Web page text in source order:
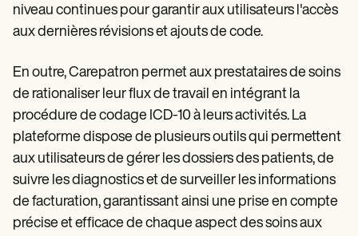
niveau continues pour garantir aux utilisateurs l'accès
aux dernières révisions et ajouts de code.
En outre, Carepatron permet aux prestataires de soins
de rationaliser leur flux de travail en intégrant la
procédure de codage ICD-10 à leurs activités. La
plateforme dispose de plusieurs outils qui permettent
aux utilisateurs de gérer les dossiers des patients, de
suivre les diagnostics et de surveiller les informations
de facturation, garantissant ainsi une prise en compte
précise et efficace de chaque aspect des soins aux